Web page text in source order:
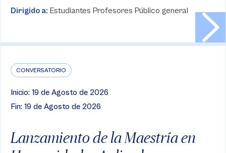
Dirigido a: Estudiantes Profesores Público general
CONVERSATORIO
Inicio: 19 de Agosto de 2026
Fin: 19 de Agosto de 2026
Lanzamiento de la Maestría en